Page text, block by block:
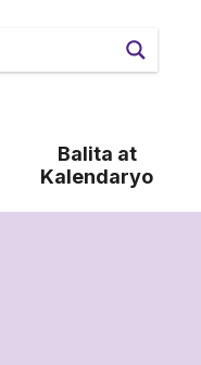
Balita at
Kalendaryo